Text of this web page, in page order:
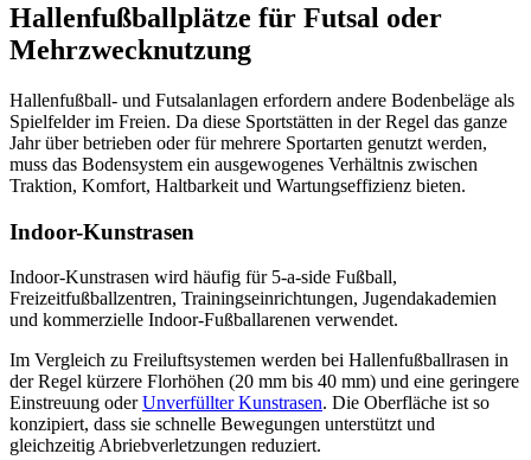
Hallenfußballplätze für Futsal oder
Mehrzwecknutzung
Hallenfußball- und Futsalanlagen erfordern andere Bodenbeläge als
Spielfelder im Freien. Da diese Sportstätten in der Regel das ganze
Jahr über betrieben oder für mehrere Sportarten genutzt werden,
muss das Bodensystem ein ausgewogenes Verhältnis zwischen
Traktion, Komfort, Haltbarkeit und Wartungseffizienz bieten.
Indoor-Kunstrasen
Indoor-Kunstrasen wird häufig für 5-a-side Fußball,
Freizeitfußballzentren, Trainingseinrichtungen, Jugendakademien
und kommerzielle Indoor-Fußballarenen verwendet.
Im Vergleich zu Freiluftsystemen werden bei Hallenfußballrasen in
der Regel kürzere Florhöhen (20 mm bis 40 mm) und eine geringere
Einstreuung oderUnverfüllter Kunstrasen. Die Oberfläche ist so
konzipiert, dass sie schnelle Bewegungen unterstützt und
gleichzeitig Abriebverletzungen reduziert.